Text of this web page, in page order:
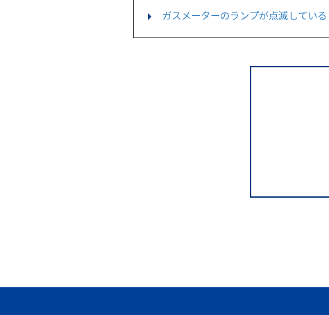
ガスメーターのランプが点滅してい